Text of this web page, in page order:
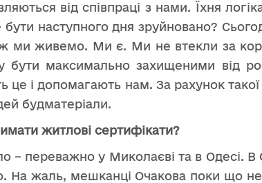
від співпраці з нами. Їхня
наступного дня зруйновано?
ми живемо. Ми є. Ми не втекли за
максимально захищеними від
це і допомагають нам. За рахунок
будматеріали.
житлові сертифікати?
– переважно у Миколаєві та в Одесі. В
На жаль, мешканці Очакова поки що